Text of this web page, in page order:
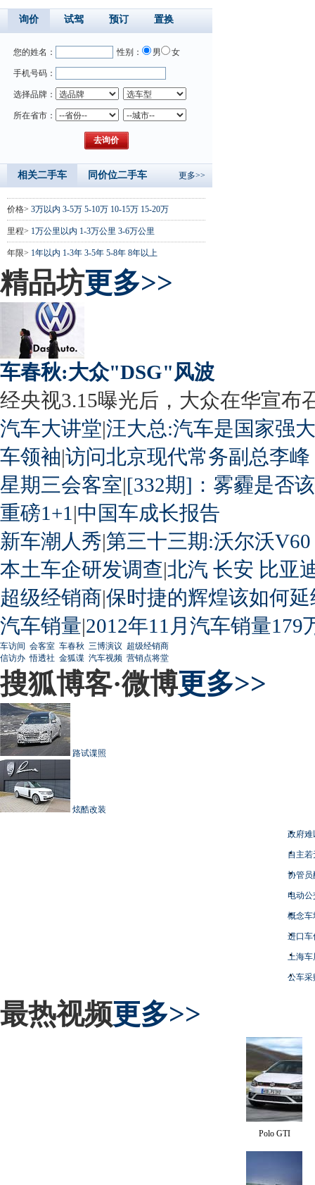
询价 试驾 预订 置换
您的姓名： 性别： 男 女
手机号码：
选择品牌：
所在省市：
相关二手车 同价位二手车 更多>>
价格> 3万以内 3-5万 5-10万 10-15万 15-20万
里程> 1万公里以内 1-3万公里 3-6万公里
年限> 1年以内 1-3年 3-5年 5-8年 8年以上
精品坊更多>>
车春秋:大众"DSG"风波
经央视3.15曝光后，大众在华宣布
汽车大讲堂|汪大总:汽车是国家强
车领袖|访问北京现代常务副总李峰
星期三会客室|[332期]：雾霾是否
重磅1+1 |中国车成长报告
新车潮人秀|第三十三期:沃尔沃
本土车企研发调查|北汽 长安 比亚
超级经销商|保时捷的辉煌该如何延
汽车销量|2012年11月汽车销量179
车访间 会客室 车春秋 三博演议 超级经销商
信访办 悟透社 金狐谍 汽车视频 营销点将堂
搜狐博客·微博更多>>
路试谍照
炫酷改装
政府难
自主
协管员
电动
概念车
进口车
上海
公车采
最热视频更多>>
Polo GTI